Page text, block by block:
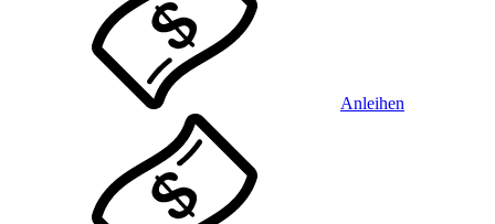
Anleihen